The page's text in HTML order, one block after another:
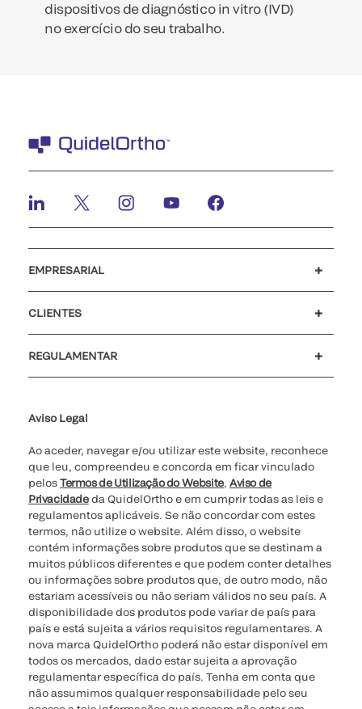
dispositivos de diagnóstico in vitro (IVD)
no exercício do seu trabalho.
EMPRESARIAL
CLIENTES
REGULAMENTAR
Aviso Legal
Ao aceder, navegar e/ou utilizar este website, reconhece
que leu, compreendeu e concorda em ficar vinculado
pelosTermos de Utilização do Website, Aviso de
Privacidadeda QuidelOrtho e em cumprir todas as leis e
regulamentos aplicáveis. Se não concordar com estes
termos, não utilize o website. Além disso, o website
contém informações sobre produtos que se destinam a
muitos públicos diferentes e que podem conter detalhes
ou informações sobre produtos que, de outro modo, não
estariam acessíveis ou não seriam válidos no seu país. A
disponibilidade dos produtos pode variar de país para
país e está sujeita a vários requisitos regulamentares. A
nova marca QuidelOrtho poderá não estar disponível em
todos os mercados, dado estar sujeita a aprovação
regulamentar específica do país. Tenha em conta que
não assumimos qualquer responsabilidade pelo seu